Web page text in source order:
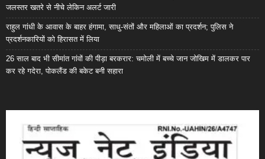
जलस्तर खतरे से नीचे लेकिन अलर्ट जारी
राहुल गांधी के आवास के बाहर हंगामा, साधु-संतों और महिलाओं का प्रदर्शन; पुलिस ने
प्रदर्शनकारियों को हिरासत में लिया
26 साल बाद भी सीमांत गांवों की पीड़ा बरकरार: चमोली में बच्चे जान जोखिम में डालकर पार
कर रहे गदेरा, पोकलैंड की बकेट बनी सहारा